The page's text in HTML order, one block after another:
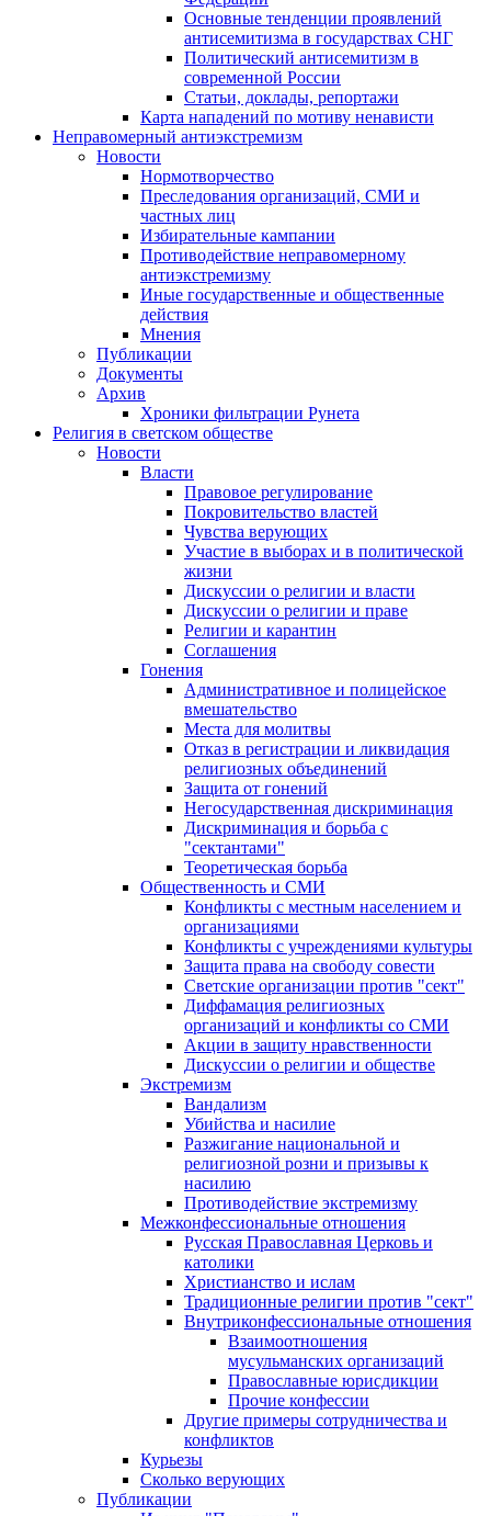
Основные тенденции проявлений
антисемитизма в государствах СНГ
Политический антисемитизм в
современной России
Статьи, доклады, репортажи
Карта нападений по мотиву ненависти
Неправомерный антиэкстремизм
Новости
Нормотворчество
Преследования организаций, СМИ и
частных лиц
Избирательные кампании
Противодействие неправомерному
антиэкстремизму
Иные государственные и общественные
действия
Мнения
Публикации
Документы
Архив
Хроники фильтрации Рунета
Религия в светском обществе
Новости
Власти
Правовое регулирование
Покровительство властей
Чувства верующих
Участие в выборах и в политической
жизни
Дискуссии о религии и власти
Дискуссии о религии и праве
Религии и карантин
Соглашения
Гонения
Административное и полицейское
вмешательство
Места для молитвы
Отказ в регистрации и ликвидация
религиозных объединений
Защита от гонений
Негосударственная дискриминация
Дискриминация и борьба с
"сектантами"
Теоретическая борьба
Общественность и СМИ
Конфликты с местным населением и
организациями
Конфликты с учреждениями культуры
Защита права на свободу совести
Светские организации против "сект"
Диффамация религиозных
организаций и конфликты со СМИ
Акции в защиту нравственности
Дискуссии о религии и обществе
Экстремизм
Вандализм
Убийства и насилие
Разжигание национальной и
религиозной розни и призывы к
насилию
Противодействие экстремизму
Межконфессиональные отношения
Русская Православная Церковь и
католики
Христианство и ислам
Традиционные религии против "сект"
Внутриконфессиональные отношения
Взаимоотношения
мусульманских организаций
Православные юрисдикции
Прочие конфессии
Другие примеры сотрудничества и
конфликтов
Курьезы
Сколько верующих
Публикации